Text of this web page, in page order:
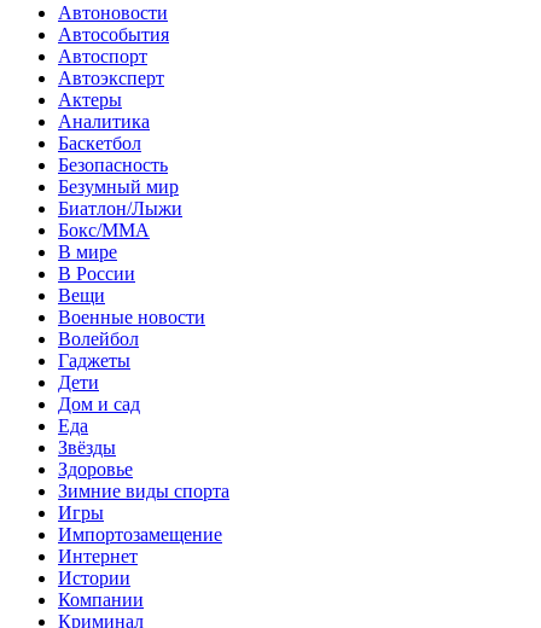
Автоновости
Автособытия
Автоспорт
Автоэксперт
Актеры
Аналитика
Баскетбол
Безопасность
Безумный мир
Биатлон/Лыжи
Бокс/MMA
В мире
В России
Вещи
Военные новости
Волейбол
Гаджеты
Дети
Дом и сад
Еда
Звёзды
Здоровье
Зимние виды спорта
Игры
Импортозамещение
Интернет
Истории
Компании
Криминал